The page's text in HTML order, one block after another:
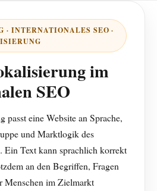
· INTERNATIONALES SEO ·
im
SEO
passt eine Website an Sprache,
und Marktlogik des
Ein Text kann sprachlich korrekt
an den Begriffen, Fragen
Menschen im Zielmarkt